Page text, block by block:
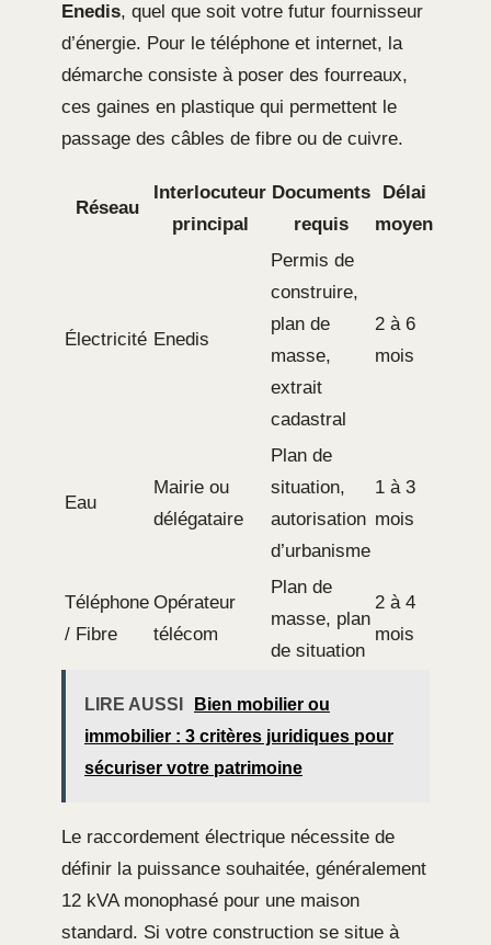
Enedis, quel que soit votre futur fournisseur
d’énergie. Pour le téléphone et internet, la
démarche consiste à poser des fourreaux,
ces gaines en plastique qui permettent le
passage des câbles de fibre ou de cuivre.
Réseau
Interlocuteur
principal
Documents
requis
Délai
moyen
Électricité Enedis
Permis de
construire,
plan de
masse,
extrait
cadastral
2 à 6
mois
Eau
Mairie ou
délégataire
Plan de
situation,
autorisation
d’urbanisme
1 à 3
mois
Téléphone
/ Fibre
Opérateur
télécom
Plan de
masse, plan
de situation
2 à 4
mois
LIRE AUSSI
Bien mobilier ou
immobilier : 3 critères juridiques pour
sécuriser votre patrimoine
Le raccordement électrique nécessite de
définir la puissance souhaitée, généralement
12 kVA monophasé pour une maison
standard. Si votre construction se situe à